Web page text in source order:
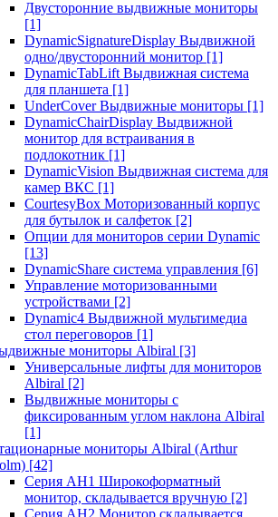
Двусторонние выдвижные мониторы
[1]
DynamicSignatureDisplay Выдвижной
одно/двусторонний монитор [1]
DynamicTabLift Выдвижная система
для планшета [1]
UnderCover Выдвижные мониторы [1]
DynamicChairDisplay Выдвижной
монитор для встраивания в
подлокотник [1]
DynamicVision Выдвижная система для
камер ВКС [1]
CourtesyBox Моторизованный корпус
для бутылок и салфеток [2]
Опции для мониторов серии Dynamic
[13]
DynamicShare система управления [6]
Управление моторизованными
устройствами [2]
Dynamic4 Выдвижной мультимедиа
стол переговоров [1]
мониторы Albiral [3]
Универсальные лифты для мониторов
Albiral [2]
Выдвижные мониторы с
фиксированным углом наклона Albiral
[1]
мониторы Albiral (Arthur
[42]
Серия AH1 Широкоформатный
монитор, складывается вручную [2]
Серия AH2 Монитор складывается